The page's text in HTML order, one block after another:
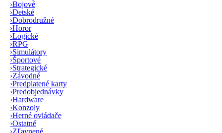
›Bojové
›Detské
›Dobrodružné
›Horor
›Logické
›RPG
›Simulátory
›Športové
›Strategické
›Závodné
›Predplatené karty
›Predobjednávky
›Hardware
›Konzoly
›Herné ovládače
›Ostatné
›Zľavnené